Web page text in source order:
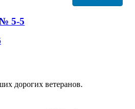
5-5
дорогих ветеранов.